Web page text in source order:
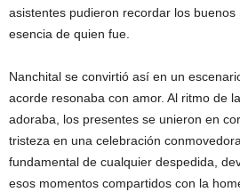
asistentes pudieron recordar los
esencia de quien fue.
Nanchital se convirtió así en un
acorde resonaba con amor. Al ritmo de
adoraba, los presentes se unieron en
tristeza en una celebración
fundamental de cualquier despedida,
esos momentos compartidos con la